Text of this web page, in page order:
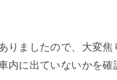
りましたので、大変
内に出ていないかを確